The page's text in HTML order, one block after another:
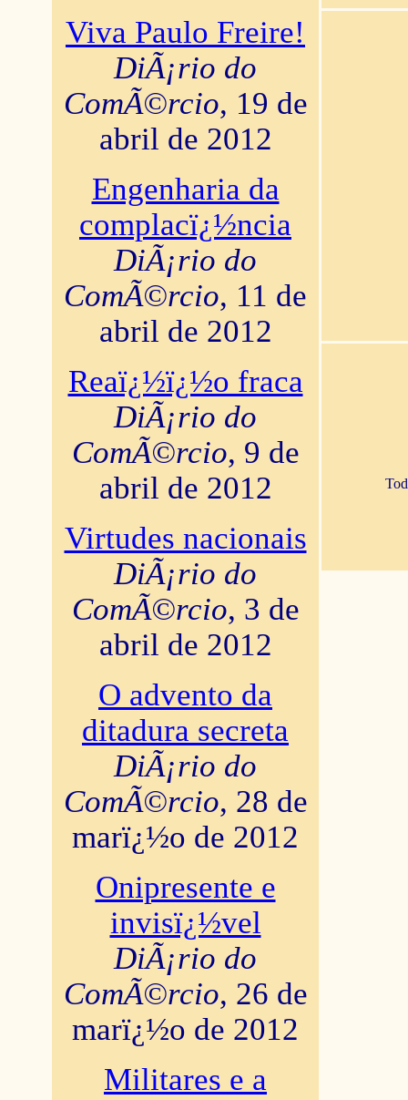
Viva Paulo Freire!
DiÃ¡rio do
ComÃ©rcio, 19 de
abril de 2012
Engenharia da
complacï¿½ncia
DiÃ¡rio do
ComÃ©rcio, 11 de
abril de 2012
Reaï¿½ï¿½o fraca
DiÃ¡rio do
ComÃ©rcio, 9 de
abril de 2012
Virtudes nacionais
DiÃ¡rio do
ComÃ©rcio, 3 de
abril de 2012
O advento da
ditadura secreta
DiÃ¡rio do
ComÃ©rcio, 28 de
marï¿½o de 2012
Onipresente e
invisï¿½vel
DiÃ¡rio do
ComÃ©rcio, 26 de
marï¿½o de 2012
Militares e a